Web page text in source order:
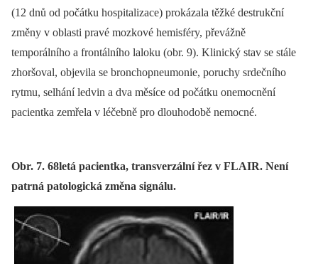
(12 dnů od počátku hospitalizace) prokázala těžké destrukční
změny v oblasti pravé mozkové hemisféry, převážně
temporálního a frontálního laloku (obr. 9). Klinický stav se stále
zhoršoval, objevila se bronchopneumonie, poruchy srdečního
rytmu, selhání ledvin a dva měsíce od počátku onemocnění
pacientka zemřela v léčebně pro dlouhodobě nemocné.
Obr. 7. 68letá pacientka, transverzální řez v FLAIR. Není
patrná patologická změna signálu.